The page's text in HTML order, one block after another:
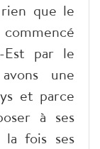
que le
Est par le
une
et parce
à ses
la fois ses